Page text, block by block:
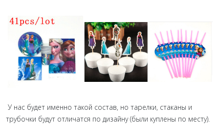
У нас будет именно такой состав, но тарелки, стаканы и
трубочки будут отличатся по дизайну (были куплены по месту).